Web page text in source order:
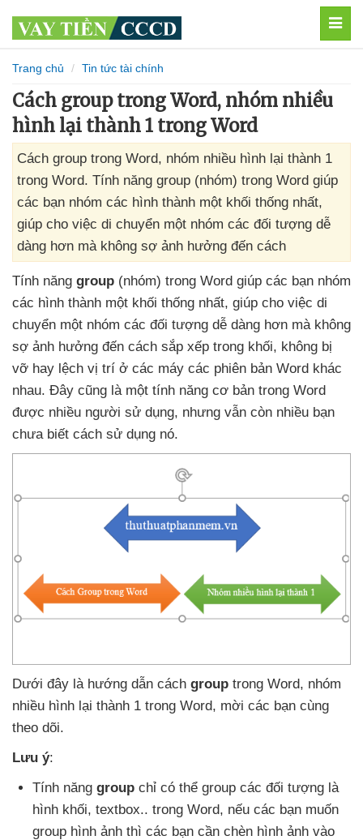
Trang chủ Tin tức tài chính
Cách group trong Word, nhóm nhiều
hình lại thành 1 trong Word
Cách group trong Word, nhóm nhiều hình lại thành 1
trong Word. Tính năng group (nhóm) trong Word giúp
các bạn nhóm các hình thành một khối thống nhất,
giúp cho việc di chuyển một nhóm các đối tượng dễ
dàng hơn mà không sợ ảnh hưởng đến cách
Tính năng group (nhóm) trong Word giúp các bạn nhóm
các hình thành một khối thống nhất, giúp cho việc di
chuyển một nhóm các đối tượng dễ dàng hơn mà không
sợ ảnh hưởng đến cách sắp xếp trong khối, không bị
vỡ hay lệch vị trí ở các máy các phiên bản Word khác
nhau. Đây cũng là một tính năng cơ bản trong Word
được nhiều người sử dụng, nhưng vẫn còn nhiều bạn
chưa biết cách sử dụng nó.
Dưới đây là hướng dẫn cách group trong Word, nhóm
nhiều hình lại thành 1 trong Word, mời các bạn cùng
theo dõi.
Lưu ý:
Tính năng group chỉ có thể group các đối tượng là
hình khối, textbox.. trong Word, nếu các bạn muốn
group hình ảnh thì các bạn cần chèn hình ảnh vào